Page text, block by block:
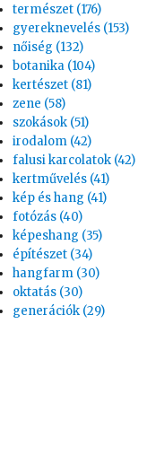
természet (176)
gyereknevelés (153)
nőiség (132)
botanika (104)
kertészet (81)
zene (58)
szokások (51)
irodalom (42)
falusi karcolatok (42)
kertművelés (41)
kép és hang (41)
fotózás (40)
képeshang (35)
építészet (34)
hangfarm (30)
oktatás (30)
generációk (29)